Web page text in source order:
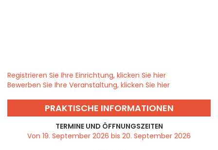
Registrieren Sie Ihre Einrichtung, klicken Sie hier
Bewerben Sie Ihre Veranstaltung, klicken Sie hier
PRAKTISCHE INFORMATIONEN
TERMINE UND ÖFFNUNGSZEITEN
Von 19. September 2026 bis 20. September 2026